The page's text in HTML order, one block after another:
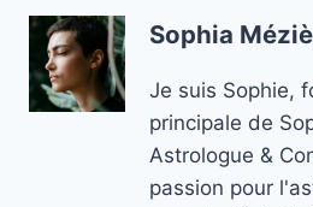
Sophia
Je suis Sophie,
principale de
Astrologue &
passion pour